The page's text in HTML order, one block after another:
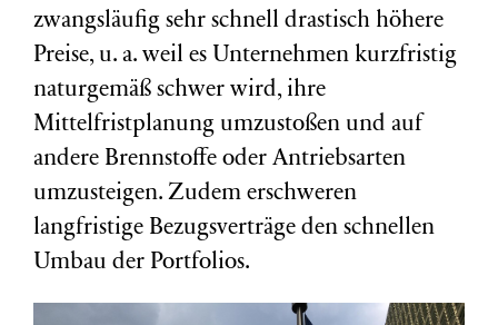
zwangsläufig sehr schnell drastisch höhere
Preise, u. a. weil es Unternehmen kurzfristig
naturgemäß schwer wird, ihre
Mittelfristplanung umzustoßen und auf
andere Brennstoffe oder Antriebsarten
umzusteigen. Zudem erschweren
langfristige Bezugsverträge den schnellen
Umbau der Portfolios.